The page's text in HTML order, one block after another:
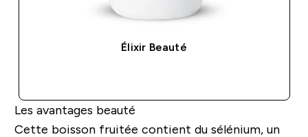
Élixir Beauté
Les avantages beauté
Cette boisson fruitée contient du sélénium, un